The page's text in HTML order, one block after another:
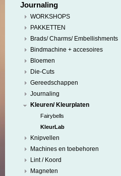
Journaling
WORKSHOPS
PAKKETTEN
Brads/ Charms/ Embellishments
Bindmachine + accesoires
Bloemen
Die-Cuts
Gereedschappen
Journaling
Kleuren/ Kleurplaten
Fairybells
KleurLab
Knipvellen
Machines en toebehoren
Lint / Koord
Magneten